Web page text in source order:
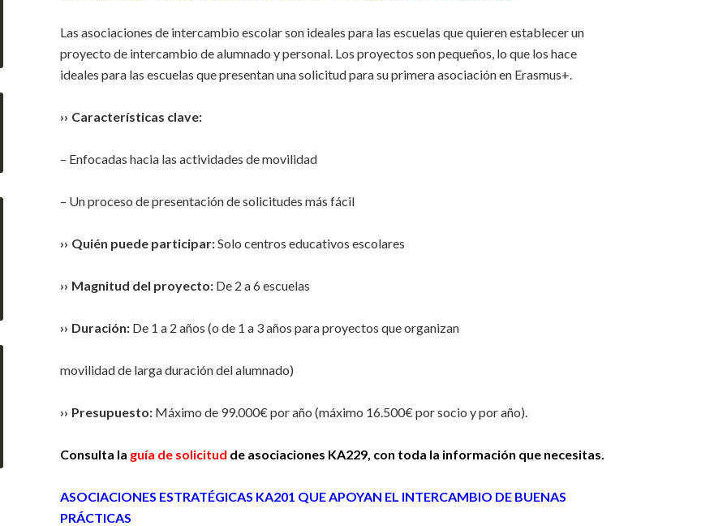
Las asociaciones de intercambio escolar son ideales para las escuelas que quieren establecer un
proyecto de intercambio de alumnado y personal. Los proyectos son pequeños, lo que los hace
ideales para las escuelas que presentan una solicitud para su primera asociación en Erasmus+.
›› Características clave:
– Enfocadas hacia las actividades de movilidad
– Un proceso de presentación de solicitudes más fácil
›› Quién puede participar:Solo centros educativos escolares
›› Magnitud del proyecto: De 2 a 6 escuelas
›› Duración: De 1 a 2 años (o de 1 a 3 años para proyectos que organizan
movilidad de larga duración del alumnado)
›› Presupuesto: Máximo de 99.000€ por año (máximo 16.500€ por socio y por año).
Consulta la guía de solicitud de asociaciones KA229, con toda la información que necesitas.
ASOCIACIONES ESTRATÉGICAS KA201 QUE APOYAN EL INTERCAMBIO DE BUENAS
PRÁCTICAS